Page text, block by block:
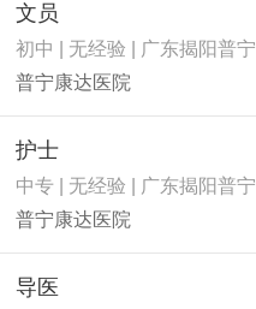
文员
初中 | 无经验 | 广东揭阳普宁
普宁康达医院
护士
中专 | 无经验 | 广东揭阳普宁
普宁康达医院
导医